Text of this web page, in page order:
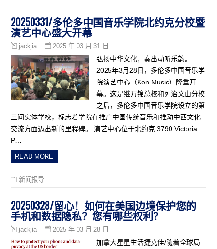
20250331/多伦多中国音乐学院北约克分校暨
演艺中心盛大开幕
jackjia 2025 年 03 月 31 日
弘扬中华文化，奏出动听乐韵。
2025年3月28日，多伦多中国音乐学
院演艺中心（Ken Music）隆重开
幕。这是继万锦总校和列治文山分校
之后，多伦多中国音乐学院设立的第
三间实体学校，标志着学院在推广中国传统音乐和推动中西文化
交流方面迈出新的里程碑。 演艺中心位于北约克 3790 Victoria
P…
READ MORE
新闻报导
20250328/留心！如何在美国边境保护您的
手机和数据隐私？您有哪些权利？
jackjia 2025 年 03 月 28 日
加拿大星星生活捷克佳/随着全球局